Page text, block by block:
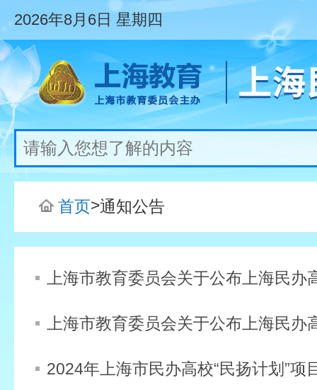
2026年8月6日 星期四
首页>通知公告